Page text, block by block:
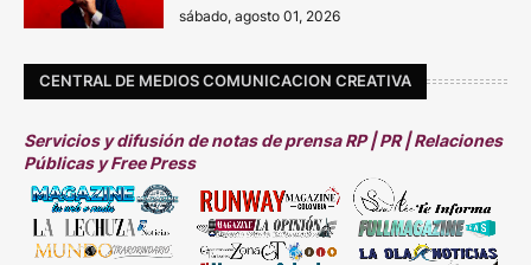
sábado, agosto 01, 2026
CENTRAL DE MEDIOS COMUNICACION CREATIVA
Servicios y difusión de notas de prensa RP | PR | Relaciones
Públicas y Free Press